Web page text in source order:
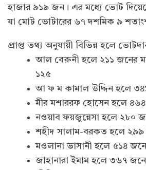
হাজার ৯১৯ জন। এর মধ্যে ভোট
যা মোট ভোটারের ৬৭ দশমিক ৯
প্রাপ্ত তথ্য অনুযায়ী বিভিন্ন হলে
আল বেরুনী হলে ২১১ জনের
১২৫
আ ফ ম কামাল উদ্দিন হলে
মীর মশাররফ হোসেন হলে
নওয়াব ফয়জুন্নেসা হলে ২৮০
শহীদ সালাম-বরকত হলে ২৯৯
মওলানা ভাসানী হলে ৫১৪
জাহানারা ইমাম হলে ৩৬৭